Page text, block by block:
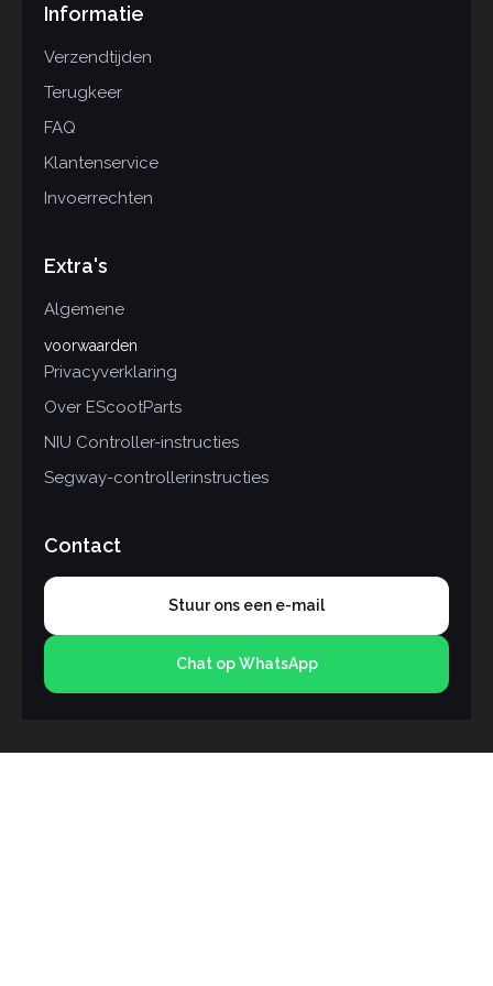
Informatie
Verzendtijden
Terugkeer
FAQ
Klantenservice
Invoerrechten
Extra's
Algemene
voorwaarden
Privacyverklaring
Over EScootParts
NIU Controller-instructies
Segway-controllerinstructies
Contact
Stuur ons een e-mail
Chat op WhatsApp